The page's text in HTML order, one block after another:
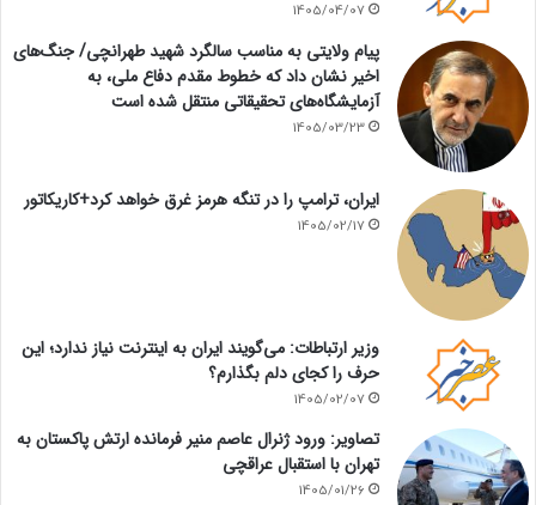
1405/04/07
پیام ولایتی به مناسب سالگرد شهید طهرانچی/ جنگ‌های
اخیر نشان داد که خطوط مقدم دفاع ملی، به
آزمایشگاه‌های تحقیقاتی منتقل شده است
1405/03/23
ایران، ترامپ را در تنگه هرمز غرق خواهد کرد+کاریکاتور
1405/02/17
وزیر ارتباطات: می‌گویند ایران به اینترنت نیاز ندارد؛ این
حرف را کجای دلم بگذارم؟
1405/02/07
تصاویر: ورود ژنرال عاصم منیر فرمانده ارتش پاکستان به
تهران با استقبال عراقچی
1405/01/26